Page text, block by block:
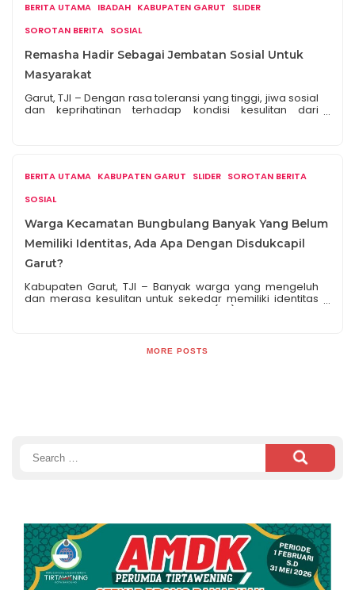
masih belum sejahtera kehidupannya. Menengok salah
satu penerima […]
BERITA UTAMA IBADAH KABUPATEN GARUT
SLIDER
SOROTAN BERITA SOSIAL
Remasha Hadir Sebagai Jembatan Sosial Untuk
Masyarakat
Garut, TJI – Dengan rasa toleransi yang tinggi, jiwa sosial
dan keprihatinan terhadap kondisi kesulitan dari
keinginan para tokoh atau para pendirinya yang ingin
menanamkan […]
BERITA UTAMA KABUPATEN GARUT SLIDER SOROTAN BERITA
SOSIAL
Warga Kecamatan Bungbulang Banyak Yang Belum
Memiliki Identitas, Ada Apa Dengan Disdukcapil
Garut?
Kabupaten Garut, TJI – Banyak warga yang mengeluh
dan merasa kesulitan untuk sekedar memiliki identitas
dirinya, seperti Kartu Keluarga (KK), Kartu Tanda
Beberapa warga yang tidak memiliki indentitas itu,
mengatakan bahwa banyak diantara mereka
MORE POSTS
Search